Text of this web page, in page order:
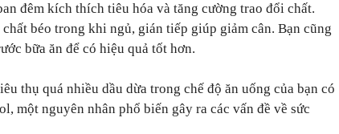
đêm kích thích tiêu hóa và tăng cường trao đổi chất.
béo trong khi ngủ, gián tiếp giúp giảm cân. Bạn cũng
bữa ăn để có hiệu quả tốt hơn.
thụ quá nhiều dầu dừa trong chế độ ăn uống của bạn có
một nguyên nhân phổ biến gây ra các vấn đề về sức